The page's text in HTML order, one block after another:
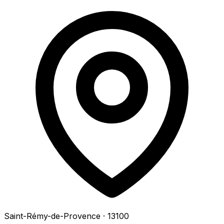
Saint-Rémy-de-Provence · 13100